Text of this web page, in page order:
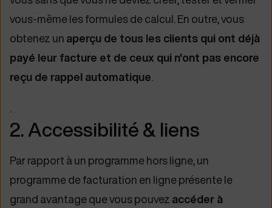
vous-même les formules de calcul. En outre, vous
obtenez un aperçu de tous les clients qui ont déjà
payé leur facture et de ceux qui n'ont pas encore
reçu de rappel automatique.
.
2. Accessibilité & liens
Par rapport à un programme hors ligne, un
programme de facturation en ligne présente le
grand avantage que vous pouvez accéder à